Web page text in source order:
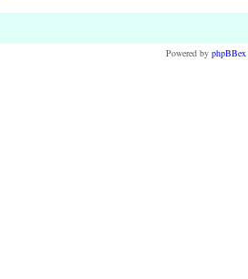
Powered by phpBBex